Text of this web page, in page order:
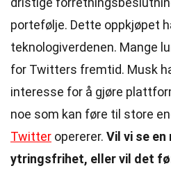
portefølje. Dette oppkjøpet
teknologiverdenen. Mange
for Twitters fremtid. Musk
interesse for å gjøre
noe som kan føre til store
Twitter opererer. Vil vi se
ytringsfrihet, eller vil det